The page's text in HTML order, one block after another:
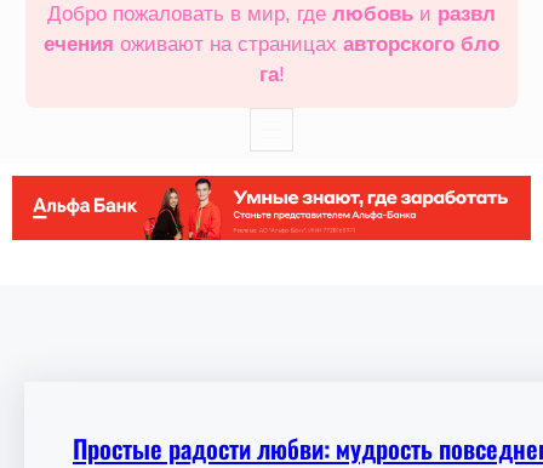
Добро пожаловать в мир, где любовь и развл
ечения оживают на страницах авторского бло
га!
Простые радости любви: мудрость